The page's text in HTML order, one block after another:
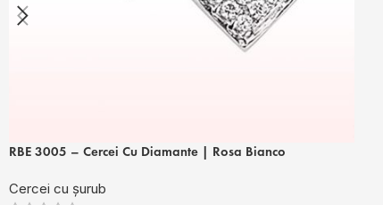
RBE 3005 – Cercei Cu Diamante | Rosa Bianco
Cercei cu șurub